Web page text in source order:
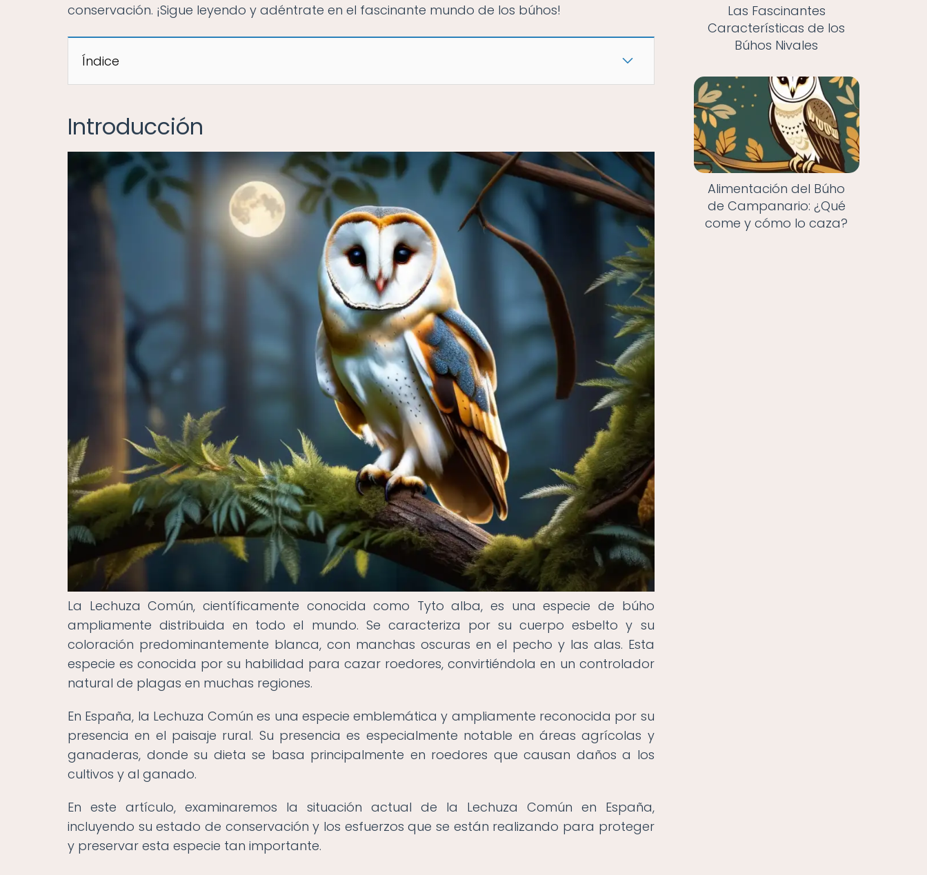
conservación. ¡Sigue leyendo y adéntrate en el fascinante mundo de los búhos!
Índice
Introducción
La Lechuza Común, científicamente conocida como Tyto alba, es una especie de búho
ampliamente distribuida en todo el mundo. Se caracteriza por su cuerpo esbelto y su
coloración predominantemente blanca, con manchas oscuras en el pecho y las alas. Esta
especie es conocida por su habilidad para cazar roedores, convirtiéndola en un controlador
natural de plagas en muchas regiones.
En España, la Lechuza Común es una especie emblemática y ampliamente reconocida por su
presencia en el paisaje rural. Su presencia es especialmente notable en áreas agrícolas y
ganaderas, donde su dieta se basa principalmente en roedores que causan daños a los
cultivos y al ganado.
En este artículo, examinaremos la situación actual de la Lechuza Común en España,
incluyendo su estado de conservación y los esfuerzos que se están realizando para proteger
y preservar esta especie tan importante.
Las Fascinantes
Características de los
Búhos Nivales
Alimentación del Búho
de Campanario: ¿Qué
come y cómo lo caza?